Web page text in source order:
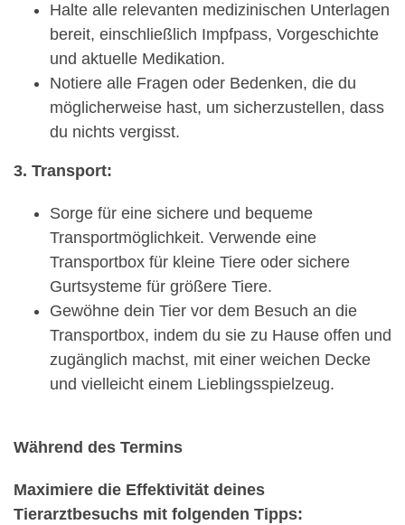
Halte alle relevanten medizinischen Unterlagen
bereit, einschließlich Impfpass, Vorgeschichte
und aktuelle Medikation.
Notiere alle Fragen oder Bedenken, die du
möglicherweise hast, um sicherzustellen, dass
du nichts vergisst.
3. Transport:
Sorge für eine sichere und bequeme
Transportmöglichkeit. Verwende eine
Transportbox für kleine Tiere oder sichere
Gurtsysteme für größere Tiere.
Gewöhne dein Tier vor dem Besuch an die
Transportbox, indem du sie zu Hause offen und
zugänglich machst, mit einer weichen Decke
und vielleicht einem Lieblingsspielzeug.
Während des Termins
Maximiere die Effektivität deines
Tierarztbesuchs mit folgenden Tipps: